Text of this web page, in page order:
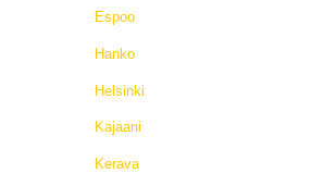
Espoo
Hanko
Helsinki
Kajaani
Kerava